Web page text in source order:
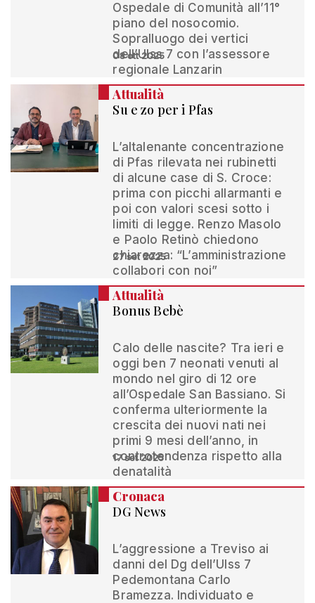
Ospedale di Comunità all’11°
piano del nosocomio.
Sopralluogo dei vertici
dell’Ulss 7 con l’assessore
regionale Lanzarin
08 ott 2025
Attualità
Su e zo per i Pfas
L’altalenante concentrazione
di Pfas rilevata nei rubinetti
di alcune case di S. Croce:
prima con picchi allarmanti e
poi con valori scesi sotto i
limiti di legge. Renzo Masolo
e Paolo Retinò chiedono
chiarezza: “L’amministrazione
collabori con noi”
27 set 2025
Attualità
Bonus Bebè
Calo delle nascite? Tra ieri e
oggi ben 7 neonati venuti al
mondo nel giro di 12 ore
all’Ospedale San Bassiano. Si
conferma ulteriormente la
crescita dei nuovi nati nei
primi 9 mesi dell’anno, in
controtendenza rispetto alla
denatalità
17 set 2025
Cronaca
DG News
L’aggressione a Treviso ai
danni del Dg dell’Ulss 7
Pedemontana Carlo
Bramezza. Individuato e